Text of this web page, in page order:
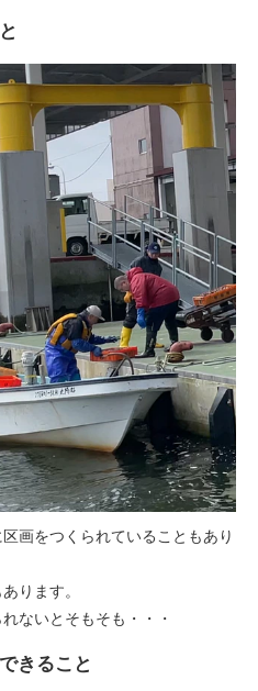
画をつくられていることもあり
ります。
ないとそもそも・・・
きること